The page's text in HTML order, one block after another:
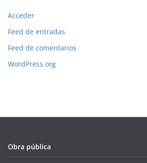
Acceder
Feed de entradas
Feed de comentarios
WordPress.org
Obra pública